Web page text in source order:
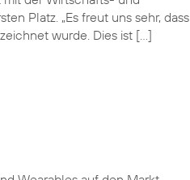
Platz. „Es freut uns sehr, dass
wurde. Dies ist […]